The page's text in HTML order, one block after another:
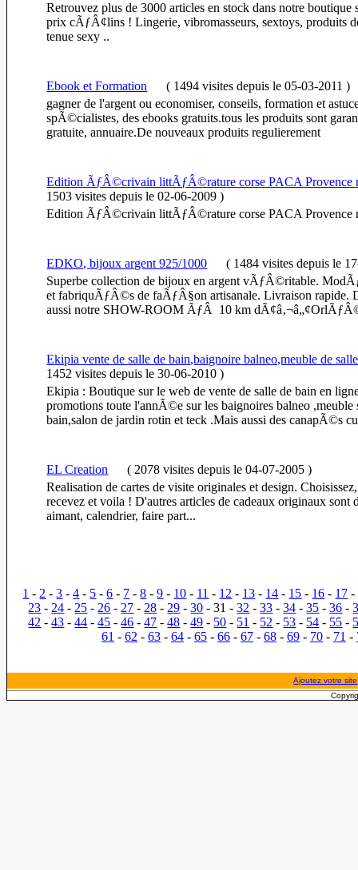
Retrouvez plus de 3000 articles en stock dans notre
prix cÃƒÂ¢lins ! Lingerie, vibromasseurs, sextoys, produits
tenue sexy ..
Ebook et Formation ( 1494 visitesdepuis le 05-03-2011 )
gagner de l'argent ou economiser, conseils, formation et
spÃ©cialistes, des ebooks gratuits.tous les produits sont
gratuite, annuaire.De nouveaux produits regulierement
Edition ÃƒÂ©crivain littÃƒÂ©rature corse PACA Provence
1503 visitesdepuis le 02-06-2009 )
Edition ÃƒÂ©crivain littÃƒÂ©rature corse PACA Provence
EDKO, bijoux argent 925/1000 ( 1484 visitesdepuis le
Superbe collection de bijoux en argent vÃƒÂ©ritable.
et fabriquÃƒÂ©s de faÃƒÂ§on artisanale. Livraison
aussi notre SHOW-ROOM ÃƒÂ 10 km
Ekipia vente de salle de bain,baignoire balneo,meuble de
1452 visitesdepuis le 30-06-2010 )
Ekipia : Boutique sur le web de vente de salle de bain en
promotions toute l'annÃ©e sur les baignoires balneo ,meuble
bain,salon de jardin rotin et teck .Mais aussi des canapÃ©s
EL Creation ( 2078 visitesdepuis le 04-07-2005 )
Realisation de cartes de visite originales et design.
recevez et voila ! D'autres articles de cadeaux originaux sont
aimant, calendrier, faire part...
1 -2 -3 -4 - 5 -6 - 7 -8 -9 - 10 - 11 - 12 - 13 - 14 - 15 - 16 - 17 -
23 -24 -25 -26 -27 -28 -29 -30 - 31 -32 -33 -34 -35 -36 -
42 -43 -44 -45 -46 -47 -48 -49 - 50 - 51 - 52 - 53 - 54 - 55 -
61 - 62 - 63 - 64 - 65 - 66 - 67 - 68 - 69 - 70 - 71 -
Ajoutez votre site